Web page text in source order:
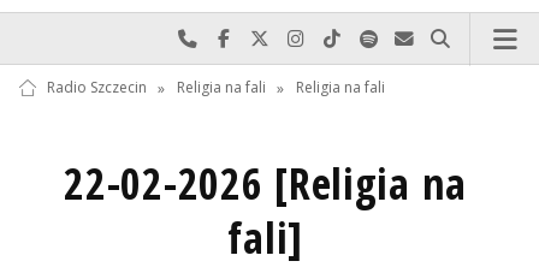
Najlepiej po prostu do nas zadzwoń
Odwiedź nas na Facebook-u
Odwiedź nas na X
Odwiedź nas na Instagram-ie
Odwiedź nas na TikTok-u
Szukaj nas na Spotify
Wyślij do nas
Szukaj
Radio Szczecin » Religia na fali » Religia na fali
22-02-2026 [Religia na
fali]